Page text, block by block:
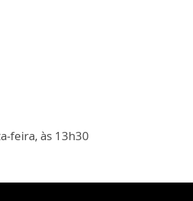
feira, às 13h30